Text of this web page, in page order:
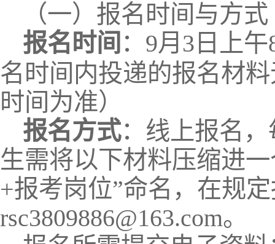
（一）报名时间与方式
报名时间 ： 9月3日上
名时间内投递的报名材
时间为准）
报名方式：线上报名
生需将以下材料压缩进
+报考岗位”命名，在规
rsc3809886@163.com。